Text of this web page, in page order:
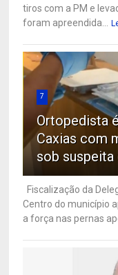
tiros com a PM e
foram apreendida...
7
Ortopedista
Caxias com
sob
Fiscalização da
Centro do município
a força nas pernas